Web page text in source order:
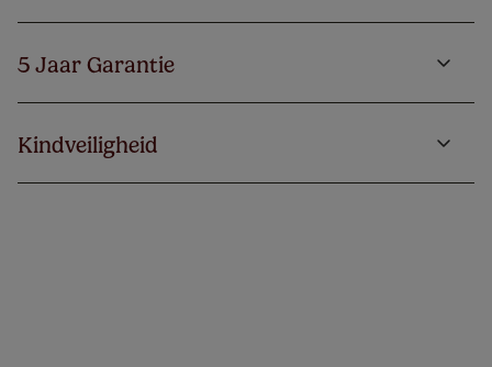
5 Jaar Garantie
Kindveiligheid